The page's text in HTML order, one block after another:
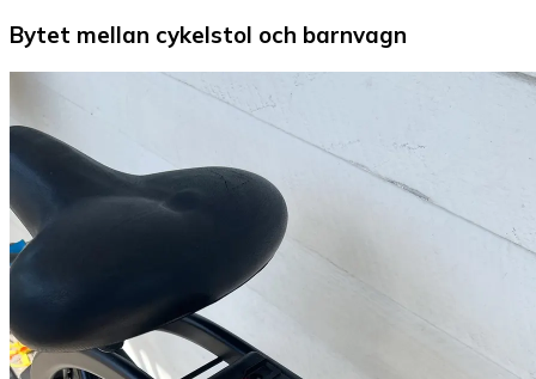
Bytet mellan cykelstol och barnvagn